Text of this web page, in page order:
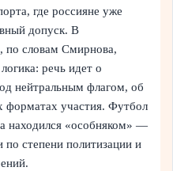
где россияне уже
допуск. В
по словам Смирнова,
речь идет о
нейтральным флагом, об
форматах участия. Футбол
находился «особняком» —
степени политизации и